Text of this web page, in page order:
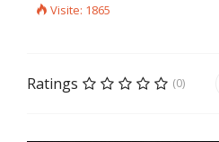
Visite: 1865
Ratings (0)